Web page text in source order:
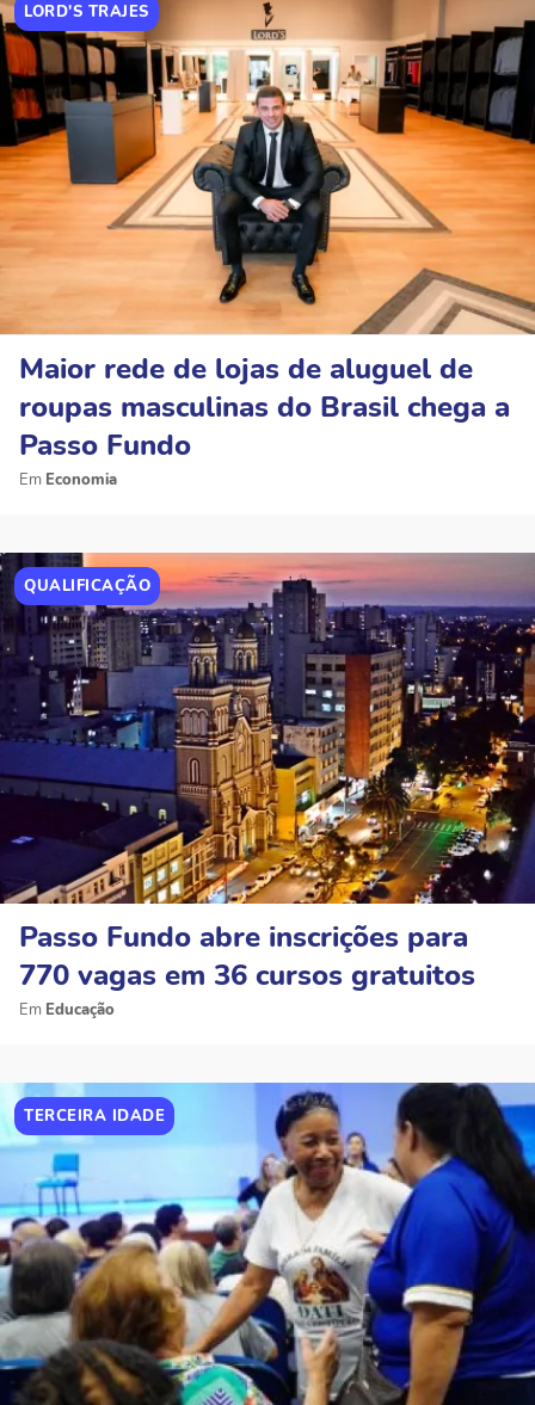
LORD'S TRAJES
Maior rede de lojas de aluguel de
roupas masculinas do Brasil chega a
Passo Fundo
Economia
QUALIFICAÇÃO
Passo Fundo abre inscrições para
770 vagas em 36 cursos gratuitos
Educação
TERCEIRA IDADE